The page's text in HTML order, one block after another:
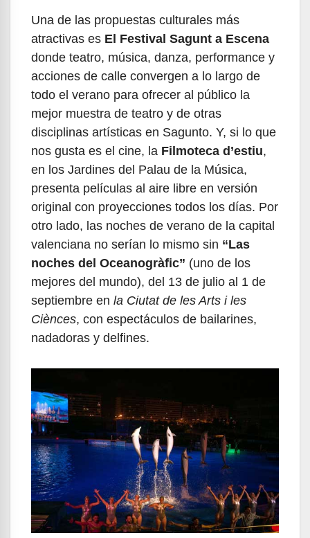
Una de las propuestas culturales más
atractivas es El Festival Sagunt a Escena
donde teatro, música, danza, performance y
acciones de calle convergen a lo largo de
todo el verano para ofrecer al público la
mejor muestra de teatro y de otras
disciplinas artísticas en Sagunto. Y, si lo que
nos gusta es el cine, la Filmoteca d’estiu,
en los Jardines del Palau de la Música,
presenta películas al aire libre en versión
original con proyecciones todos los días. Por
otro lado, las noches de verano de la capital
valenciana no serían lo mismo sin “Las
noches del Oceanogràfic” (uno de los
mejores del mundo), del 13 de julio al 1 de
septiembre en la Ciutat de les Arts i les
Ciènces, con espectáculos de bailarines,
nadadoras y delfines.